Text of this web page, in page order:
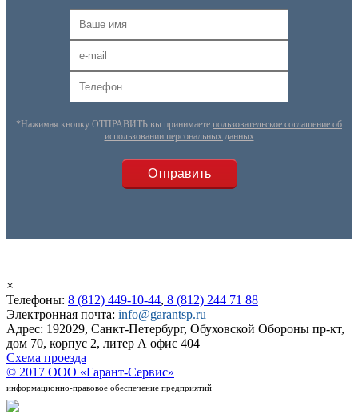
*Нажимая кнопку ОТПРАВИТЬ вы принимаете пользовательское соглашение об
использовании персональных данных
×
Телефоны: 8 (812) 449-10-44, 8 (812) 244 71 88
Электронная почта: info@garantsp.ru
Адрес: 192029, Санкт-Петербург, Обуховской Обороны пр-кт,
дом 70, корпус 2, литер А офис 404
Схема проезда
© 2017 ООО «Гарант-Сервис»
информационно-правовое обеспечение предприятий